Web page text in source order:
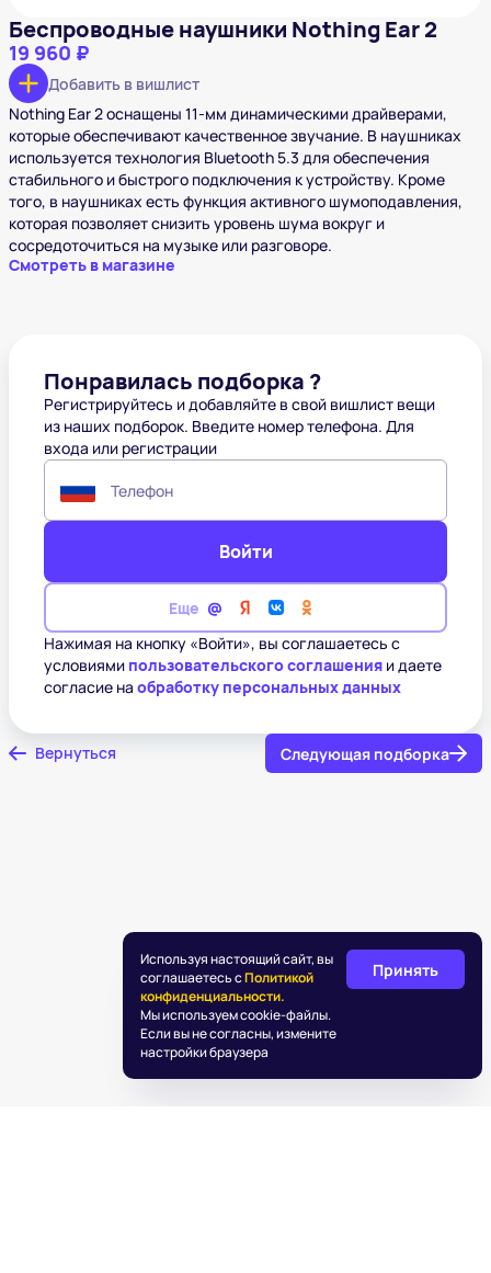
Беспроводные наушники Nothing Ear 2
19 960 ₽
Добавить в вишлист
Nothing Ear 2 оснащены 11-мм динамическими драйверами,
которые обеспечивают качественное звучание. В наушниках
используется технология Bluetooth 5.3 для обеспечения
стабильного и быстрого подключения к устройству. Кроме
того, в наушниках есть функция активного шумоподавления,
которая позволяет снизить уровень шума вокруг и
сосредоточиться на музыке или разговоре.
Смотреть в магазине
Понравилась подборка ?
Регистрируйтесь и добавляйте в свой вишлист вещи
из наших подборок. Введите номер телефона. Для
входа или регистрации
Телефон
Войти
Еще
Нажимая на кнопку «Войти», вы соглашаетесь с
условиями пользовательского соглашения и даете
согласие на обработку персональных данных
Вернуться Следующая подборка
Используя настоящий сайт, вы
соглашаетесь сПолитикой
конфиденциальности.
Мы используем cookie-файлы.
Если вы не согласны, измените
настройки браузера
Принять